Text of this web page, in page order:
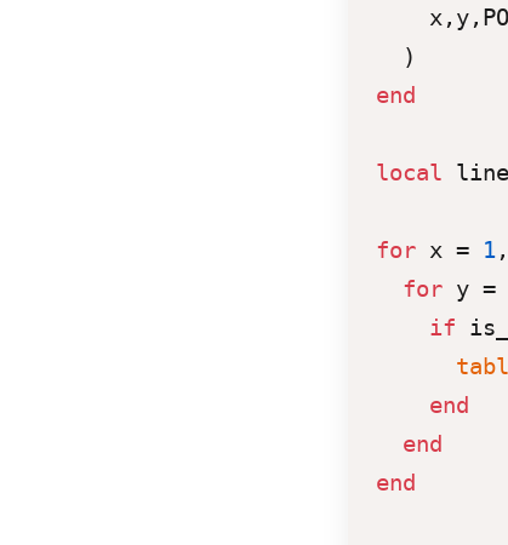
end
local
for x = 1,
for y =
if
end
end
end